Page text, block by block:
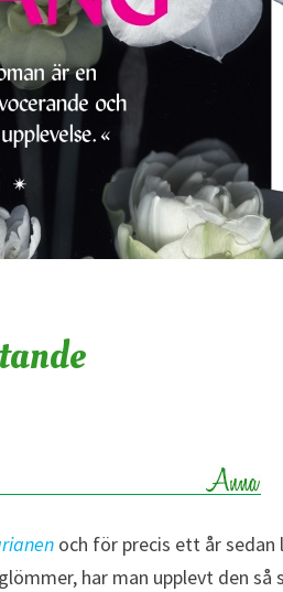
och för precis ett år
har man upplevt den